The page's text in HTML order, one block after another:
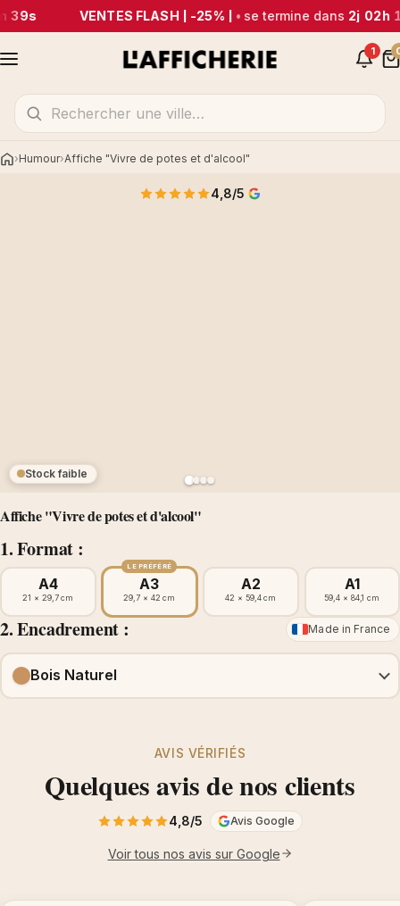
39s VENTES FLASH | -25% | •se termine dans 2j 02h
1
AccueilHumour Affiche "Vivre de potes et d'alcool"
Affiche "Vivre de potes et d'alcool"
1. Format :
Stock faible
4,8/5
A4
21 × 29,7 cm
LE PRÉFÉRÉ
A3
29,7 × 42 cm
A2
42 × 59,4 cm
A1
59,4 × 84,1 cm
2. Encadrement : Made in France
Bois Naturel
AVIS VÉRIFIÉS
Quelques avis de nos clients
4,8/5 Avis Google
Voir tous nos avis sur Google